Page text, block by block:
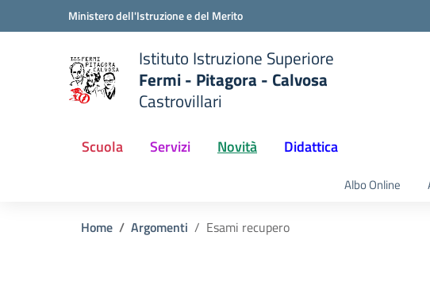
Vai ai contenuti
Vai al menu di navigazioneMinistero dell'Istruzione e del Merito
Istituto Istruzione Superiore
Fermi - Pitagora - Calvosa
Castrovillari
Scuola Servizi Novità Didattica
Albo Online
Home Argomenti Esami recupero